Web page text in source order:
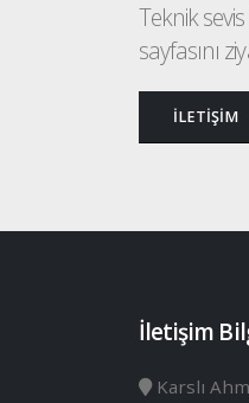
Teknik
sayfasını
İLETİŞİM
İletişim
Karslı